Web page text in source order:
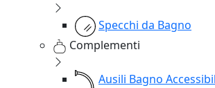
Specchi da Bagno
Complementi
Ausili Bagno